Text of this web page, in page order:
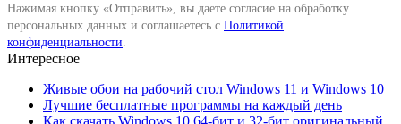
Нажимая кнопку «Отправить», вы даете согласие на обработку
персональных данных и соглашаетесь с Политикой
конфиденциальности
Интересное
Живые обои на рабочий стол Windows 11 и Windows 10
Лучшие бесплатные программы на каждый день
Как скачать Windows 10 64-бит и 32-бит оригинальный